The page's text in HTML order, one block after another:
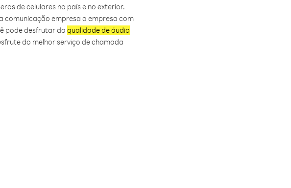
de celulares no país e no exterior.
comunicação empresa a empresa com
pode desfrutar da qualidade de áudio
do melhor serviço de chamada